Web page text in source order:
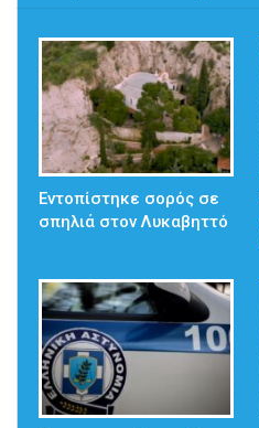
Εντοπίστηκε σορός σε
σπηλιά στον Λυκαβηττό